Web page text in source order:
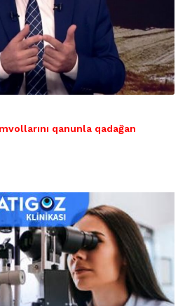
qanunla qadağan